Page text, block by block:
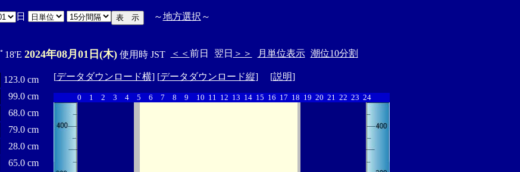
日 ～地方選択 ～
18'E 2024年08月01日(木)使用時 JST ＜＜ 前日 翌日 ＞＞ 月単位表示 潮位10分割
123.0 cm
99.0 cm
68.0 cm
79.0 cm
28.0 cm
65.0 cm
[データダウンロード横] [データダウンロード縦] [説明]
0 1 2 3 4 5 6 7 8 9 10 11 12 13 14 15 16 17 18 19 20 21 22 23 24